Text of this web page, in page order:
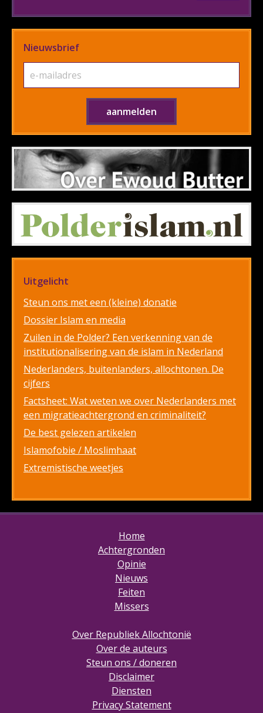
Nieuwsbrief
Uitgelicht
Steun ons met een (kleine) donatie
Dossier Islam en media
Zuilen in de Polder? Een verkenning van de
institutionalisering van de islam in Nederland
Nederlanders, buitenlanders, allochtonen. De
cijfers
Factsheet: Wat weten we over Nederlanders met
een migratieachtergrond en criminaliteit?
De best gelezen artikelen
Islamofobie / Moslimhaat
Extremistische weetjes
Home
Achtergronden
Opinie
Nieuws
Feiten
Missers
Over Republiek Allochtonië
Over de auteurs
Steun ons / doneren
Disclaimer
Diensten
Privacy Statement